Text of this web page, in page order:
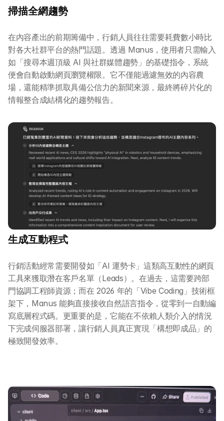
掃描全網趨勢
在內容產出的前期籌備中，行銷人員往往需要耗費數小時比
對各大社群平台的熱門話題。透過 Manus，使用者只需輸入
如「搜尋本週頂級 AI 與社群媒體趨勢」的基礎指令，系統
便會自動啟動網頁瀏覽權限。它不僅能過濾無效的內容農
場，還能精準抓取具備公信力的新聞來源，最終將碎片化的
情報整合成結構化的趨勢報告。
生成互動程式
行銷活動經常需要開發如「AI 運勢卡」這類高互動性的網頁
工具來獲取潛在客戶名單（Leads）。在過去，這需要跨部
門協調工程師資源；而在 2026 年的「Vibe Coding」技術框
架下，Manus 能夠直接接收自然語言指令，從零到一自動編
寫底層程式碼。更重要的是，它能在不依賴人類介入的情況
下完成伺服器部署，讓行銷人員真正實現「構想即成品」的
極致開發效率。